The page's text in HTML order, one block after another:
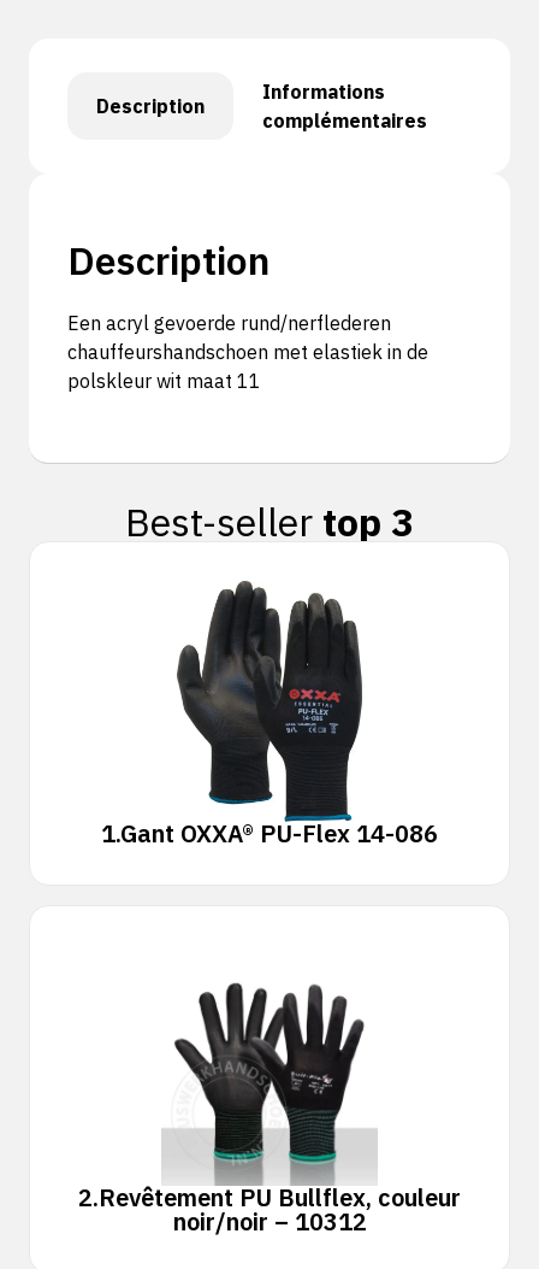
Description
Informations
complémentaires
Description
Een acryl gevoerde rund/nerflederen
chauffeurshandschoen met elastiek in de
polskleur wit maat 11
Best-seller top 3
1.Gant OXXA® PU-Flex 14-086
2.Revêtement PU Bullflex, couleur
noir/noir – 10312